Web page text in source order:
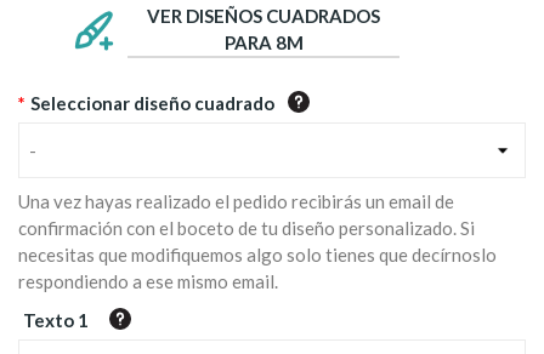
VER DISEÑOS CUADRADOS
PARA 8M
* Seleccionar diseño cuadrado
-
Una vez hayas realizado el pedido recibirás un email de
confirmación con el boceto de tu diseño personalizado. Si
necesitas que modifiquemos algo solo tienes que decírnoslo
respondiendo a ese mismo email.
Texto 1